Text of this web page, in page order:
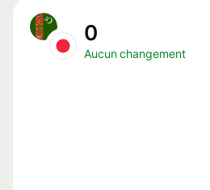
0
Aucun changement